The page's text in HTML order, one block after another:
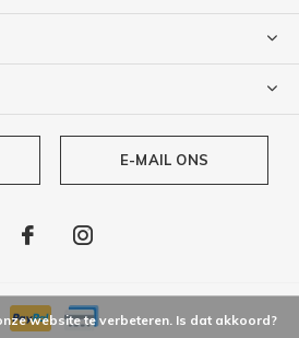
E-MAIL ONS
website te verbeteren. Is dat akkoord?